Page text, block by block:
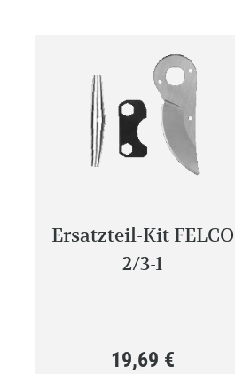
Ersatzteil-Kit FELCO
2/3-1
19,69 €